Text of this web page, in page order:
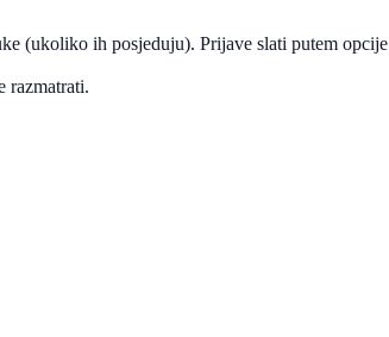
(ukoliko ih posjeduju). Prijave slati putem opcije
razmatrati.